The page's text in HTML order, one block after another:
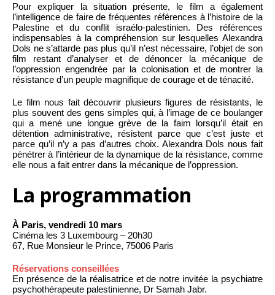
Pour expliquer la situation présente, le film a également
l’intelligence de faire de fréquentes références à l’histoire de la
Palestine et du conflit israélo-palestinien. Des références
indispensables à la compréhension sur lesquelles Alexandra
Dols ne s’attarde pas plus qu’il n’est nécessaire, l’objet de son
film restant d’analyser et de dénoncer la mécanique de
l’oppression engendrée par la colonisation et de montrer la
résistance d’un peuple magnifique de courage et de ténacité.
Le film nous fait découvrir plusieurs figures de résistants, le
plus souvent des gens simples qui, à l’image de ce boulanger
qui a mené une longue grève de la faim lorsqu’il était en
détention administrative, résistent parce que c’est juste et
parce qu’il n’y a pas d’autres choix. Alexandra Dols nous fait
pénétrer à l’intérieur de la dynamique de la résistance, comme
elle nous a fait entrer dans la mécanique de l’oppression.
La programmation
À Paris, vendredi 10 mars
Cinéma les 3 Luxembourg – 20h30
67, Rue Monsieur le Prince, 75006 Paris
Réservations conseillées
En présence de la réalisatrice et de notre invitée la psychiatre
psychothérapeute palestinienne, Dr Samah Jabr.